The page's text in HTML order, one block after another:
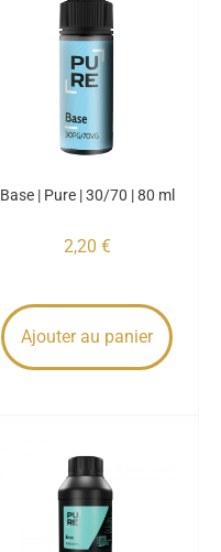
Base | Pure | 30/70 | 80 ml
2,20 €
Ajouter au panier